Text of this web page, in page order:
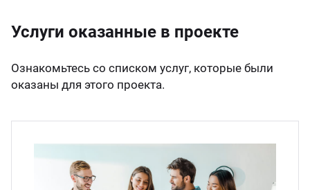
Услуги оказанные в проекте
Ознакомьтесь со списком услуг, которые были
оказаны для этого проекта.